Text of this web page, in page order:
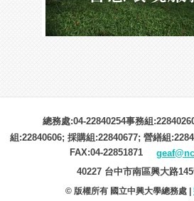
總務處:04-22840254事務組
組:22840606; 採購組:22840677; 營繕組
FAX:04-22851871
40227 台中市南區興大路
© 版權所有 國立中興大學總務處 |